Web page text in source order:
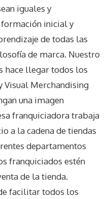
iguales y
formación inicial y
de todas las
de marca. Nuestro
hace llegar todos los
Visual Merchandising
una imagen
franquiciadora trabaja
a la cadena de tiendas
departamentos
franquiciados estén
de la tienda.
facilitar todos los